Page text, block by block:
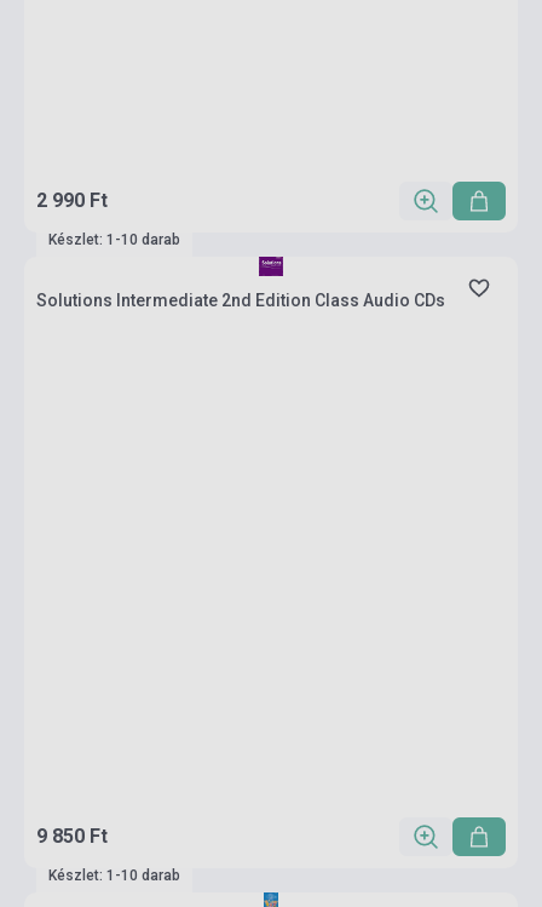
2 990 Ft
Készlet: 1-10 darab
Solutions Intermediate 2nd Edition Class Audio CDs
9 850 Ft
Készlet: 1-10 darab